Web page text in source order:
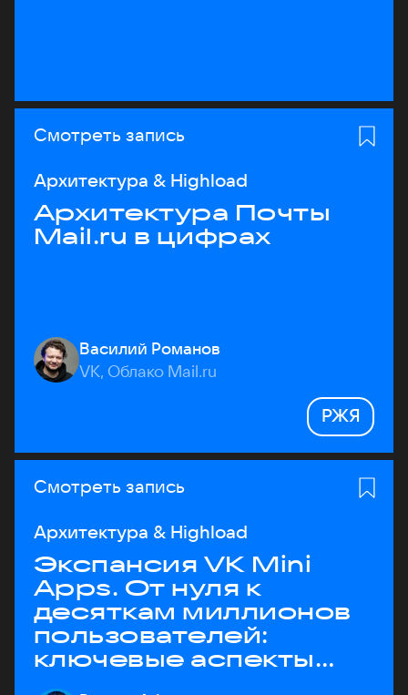
Смотреть запись
Архитектура & Highload
Архитектура Почты
Mail.ru в цифрах
Василий Романов
VK, Облако Mail.ru
РЖЯ
Смотреть запись
Архитектура & Highload
Экспансия VK Mini
Apps. От нуля к
десяткам миллионов
пользователей:
ключевые аспекты
архитектуры